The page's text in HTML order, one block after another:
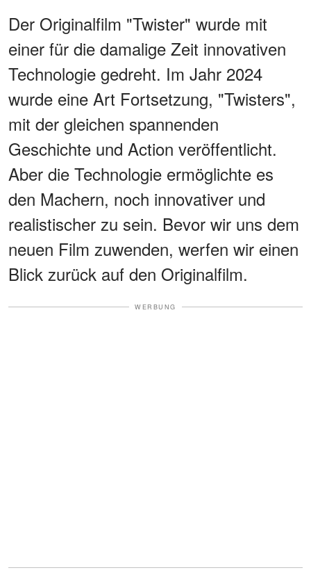
Der Originalfilm "Twister" wurde mit
einer für die damalige Zeit innovativen
Technologie gedreht. Im Jahr 2024
wurde eine Art Fortsetzung, "Twisters",
mit der gleichen spannenden
Geschichte und Action veröffentlicht.
Aber die Technologie ermöglichte es
den Machern, noch innovativer und
realistischer zu sein. Bevor wir uns dem
neuen Film zuwenden, werfen wir einen
Blick zurück auf den Originalfilm.
WERBUNG